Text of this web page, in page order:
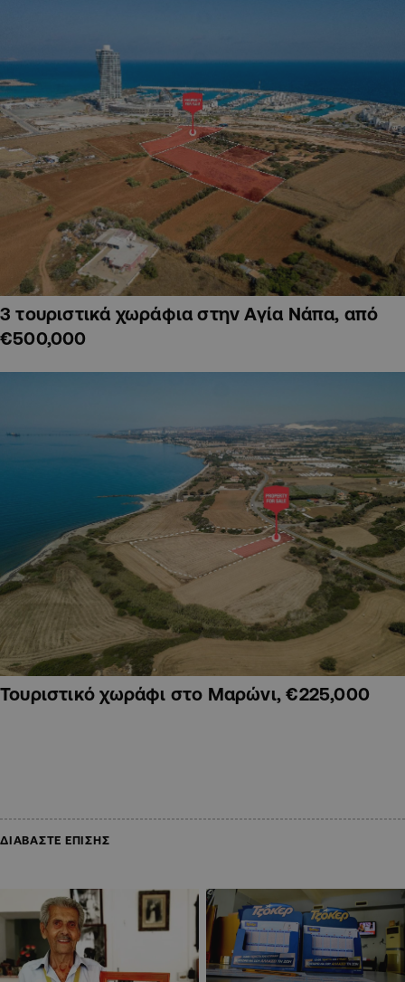
3 τουριστικά χωράφια στην Αγία Νάπα, από
€500,000
Τουριστικό χωράφι στο Μαρώνι, €225,000
ΔΙΑΒΑΣΤΕ ΕΠΙΣΗΣ